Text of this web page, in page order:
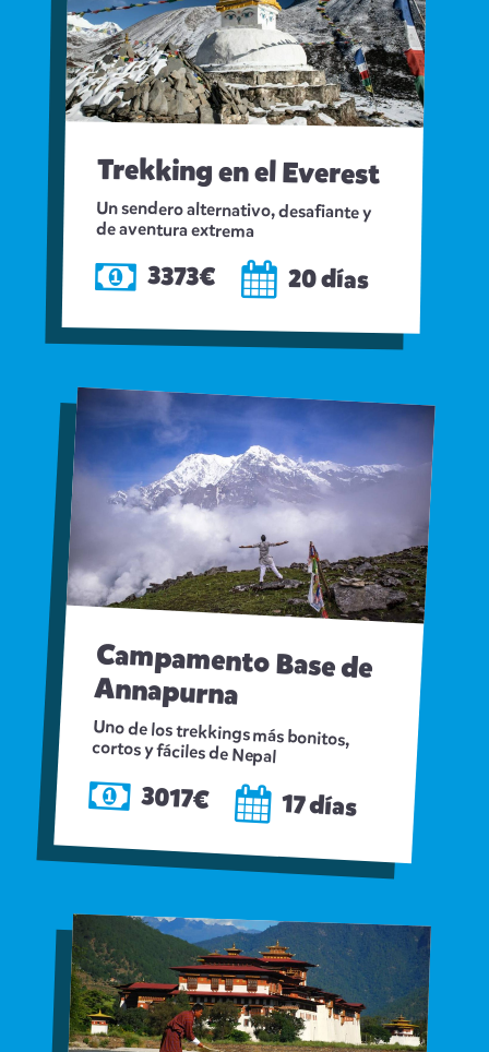
Trekking en el Everest
Un sendero alternativo, desafiante y
de aventura extrema
3373€ 20 días
Campamento Base de
Annapurna
Uno de los trekkings más bonitos,
cortos y fáciles de Nepal
3017€ 17 días